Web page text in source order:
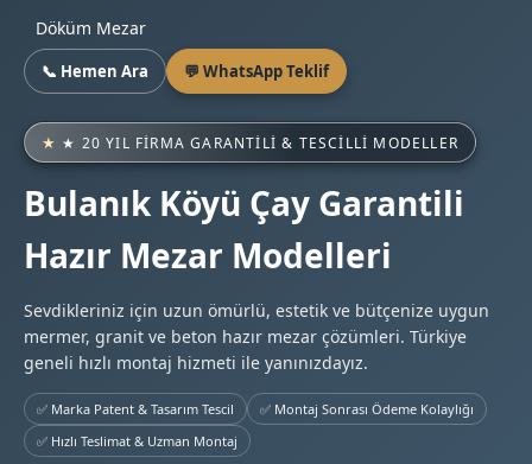
Döküm Mezar
📞 Hemen Ara 💬 WhatsApp Teklif
★ 20 YIL FIRMA GARANTILI & TESCILLI MODELLER
Bulanık Köyü Çay Garantili
Hazır Mezar Modelleri
Sevdikleriniz için uzun ömürlü, estetik ve bütçenize uygun
mermer, granit ve beton hazır mezar çözümleri. Türkiye
geneli hızlı montaj hizmeti ile yanınızdayız.
✅ Marka Patent & Tasarım Tescil
✅ Montaj Sonrası Ödeme Kolaylığı
✅ Hızlı Teslimat & Uzman Montaj